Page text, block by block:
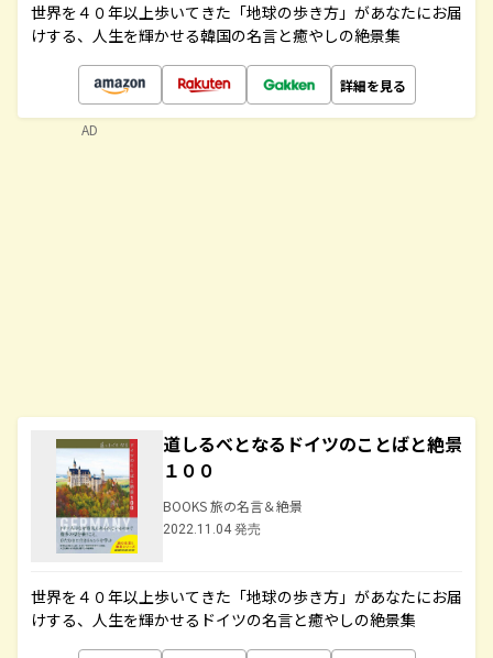
世界を４０年以上歩いてきた「地球の歩き方」があなたにお届
けする、人生を輝かせる韓国の名言と癒やしの絶景集
詳細を見る
道しるべとなるドイツのことばと絶景
１００
BOOKS 旅の名言＆絶景
2022.11.04 発売
世界を４０年以上歩いてきた「地球の歩き方」があなたにお届
けする、人生を輝かせるドイツの名言と癒やしの絶景集
AD